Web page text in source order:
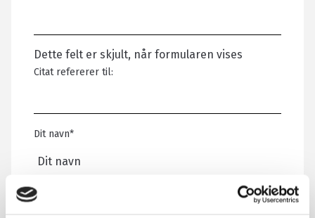
Dette felt er skjult, når formularen vises
Citat refererer til:
Dit navn*
E-mail